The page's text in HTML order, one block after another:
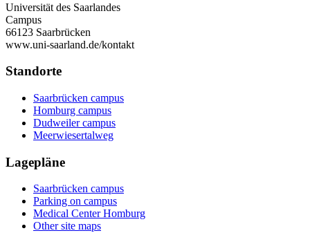
Universität des Saarlandes
Campus
66123 Saarbrücken
www.uni-saarland.de/kontakt
Standorte
Saarbrücken campus
Homburg campus
Dudweiler campus
Meerwiesertalweg
Lagepläne
Saarbrücken campus
Parking on campus
Medical Center Homburg
Other site maps